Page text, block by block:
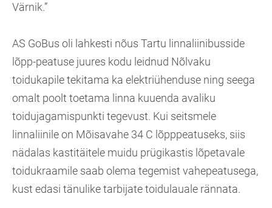
Värnik.”
AS GoBus oli lahkesti nõus Tartu linnaliinibusside
lõpp-peatuse juures kodu leidnud Nõlvaku
toidukapile tekitama ka elektriühenduse ning seega
omalt poolt toetama linna kuuenda avaliku
toidujagamispunkti tegevust. Kui seitsmele
linnaliinile on Mõisavahe 34 C lõpppeatuseks, siis
nädalas kastitäitele muidu prügikastis lõpetavale
toidukraamile saab olema tegemist vahepeatusega,
kust edasi tänulike tarbijate toidulauale rännata.